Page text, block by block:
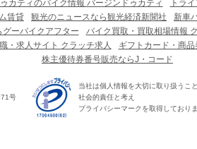
ゥカティのバイク情報 バージンドゥカティ
トラ
賃貸
観光のニュースなら観光経済新聞社
新車
ーバイクアフター
バイク買取・買取相場情報
・求人サイト クラッチ求人 ギフトカード・商
株主優待券番号販売ならJ・コード
号
当社は個人情報を大切に取り扱うこ
社会的責任と考え
プライバシーマークを取得しておりま